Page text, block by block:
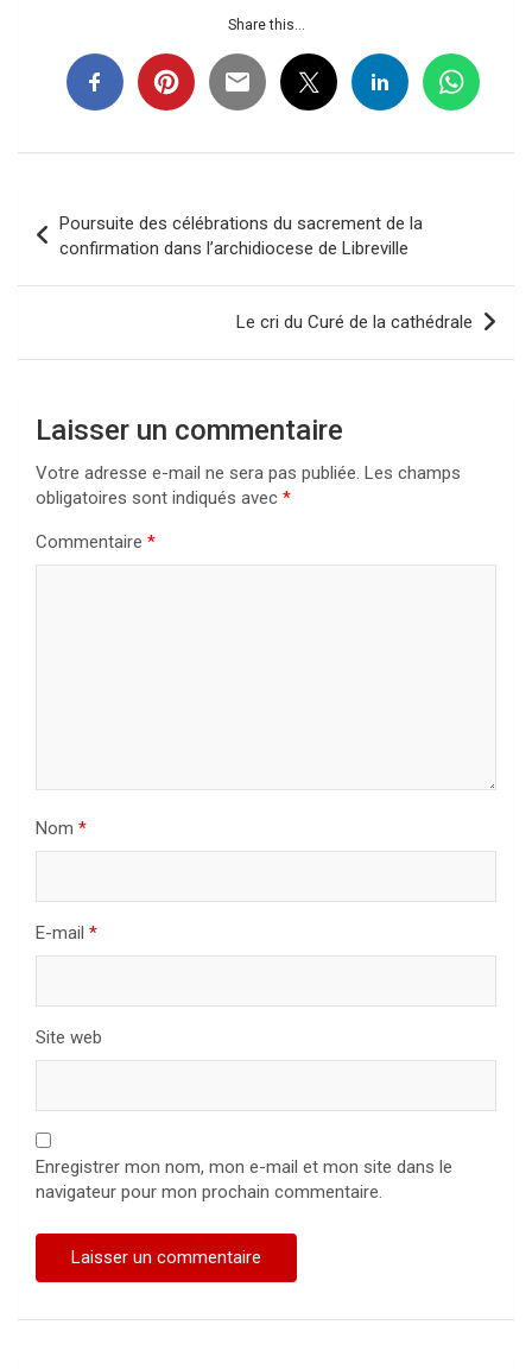
Share this...
de
l’article
Poursuite des célébrations du sacrement de la
confirmation dans l’archidiocese de Libreville
Le cri du Curé de la cathédrale
Laisser un commentaire
Votre adresse e-mail ne sera pas publiée. Les champs
obligatoires sont indiqués avec *
Commentaire *
Nom *
E-mail *
Site web
Enregistrer mon nom, mon e-mail et mon site dans le
navigateur pour mon prochain commentaire.